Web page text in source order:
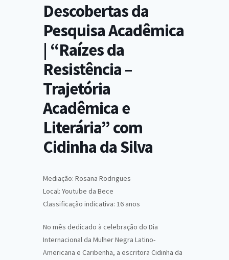
Descobertas da
Pesquisa Acadêmica
| “Raízes da
Resistência –
Trajetória
Acadêmica e
Literária” com
Cidinha da Silva
Mediação: Rosana Rodrigues
Local: Youtube da Bece
Classificação indicativa: 16 anos
No mês dedicado à celebração do Dia
Internacional da Mulher Negra Latino-
Americana e Caribenha, a escritora Cidinha da